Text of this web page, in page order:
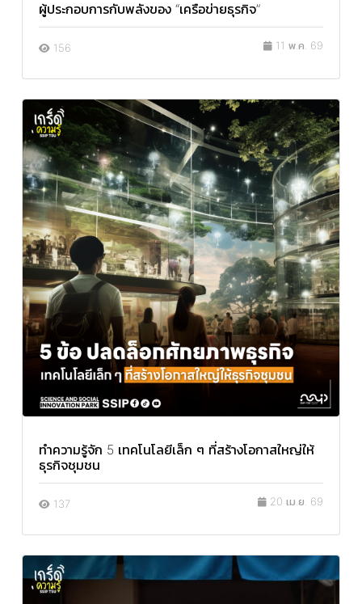
ผู้ประกอบการกับพลังของ “เครือข่ายธุรกิจ”
156 11 พ.ค. 69
ทำความรู้จัก 5 เทคโนโลยีเล็ก ๆ ที่สร้างโอกาสใหญ่ให้
ธุรกิจชุมชน
137 20 เม.ย. 69